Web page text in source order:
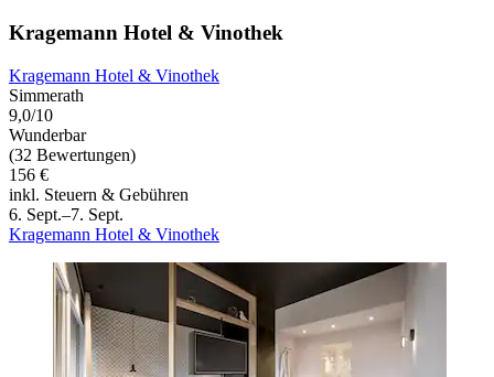
Kragemann Hotel & Vinothek
Kragemann Hotel & Vinothek
Simmerath
9,0/10
Wunderbar
(32 Bewertungen)
156 €
inkl. Steuern & Gebühren
6. Sept.–7. Sept.
Kragemann Hotel & Vinothek